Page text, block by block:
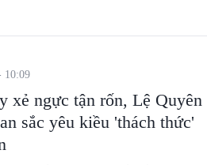
xẻ ngực tận rốn, Lệ Quyên
sắc yêu kiều 'thách thức'
10:09